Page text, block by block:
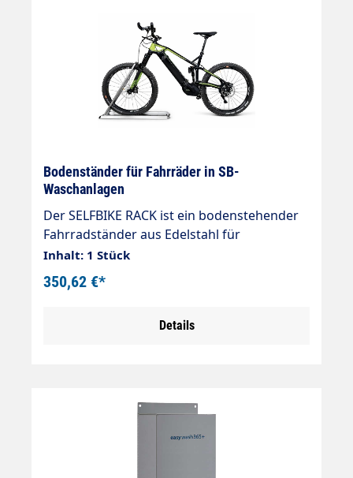
Bodenständer für Fahrräder in SB-
Waschanlagen
Der SELFBIKE RACK ist ein bodenstehender
Fahrradständer aus Edelstahl für
Selbstbedienungsboxen. Robust und
langlebig, ist er vollständig verstellbar, um
verschiedene Fahrradtypen aufzunehmen
Inhalt: 1 Stück
350,62 €*
Details